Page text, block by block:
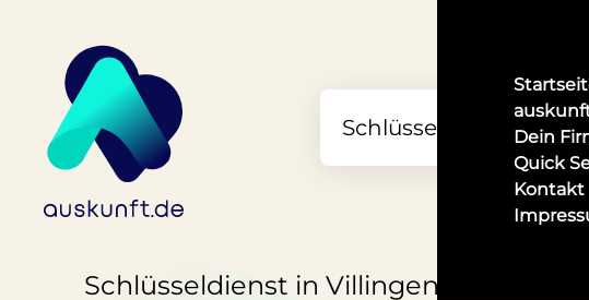
Dein
Quick
Kontakt
Schlüsseldienst in Villingen-